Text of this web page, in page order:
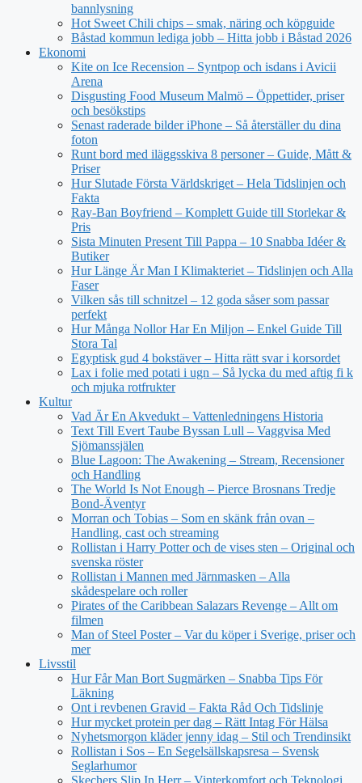
bannlysning
Hot Sweet Chili chips – smak, näring och köpguide
Båstad kommun lediga jobb – Hitta jobb i Båstad 2026
Ekonomi
Kite on Ice Recension – Syntpop och isdans i Avicii
Arena
Disgusting Food Museum Malmö – Öppettider, priser
och besökstips
Senast raderade bilder iPhone – Så återställer du dina
foton
Runt bord med iläggsskiva 8 personer – Guide, Mått &
Priser
Hur Slutade Första Världskriget – Hela Tidslinjen och
Fakta
Ray-Ban Boyfriend – Komplett Guide till Storlekar &
Pris
Sista Minuten Present Till Pappa – 10 Snabba Idéer &
Butiker
Hur Länge Är Man I Klimakteriet – Tidslinjen och Alla
Faser
Vilken sås till schnitzel – 12 goda såser som passar
perfekt
Hur Många Nollor Har En Miljon – Enkel Guide Till
Stora Tal
Egyptisk gud 4 bokstäver – Hitta rätt svar i korsordet
Lax i folie med potati i ugn – Så lycka du med aftig fi k
och mjuka rotfrukter
Kultur
Vad Är En Akvedukt – Vattenledningens Historia
Text Till Evert Taube Byssan Lull – Vaggvisa Med
Sjömanssjälen
Blue Lagoon: The Awakening – Stream, Recensioner
och Handling
The World Is Not Enough – Pierce Brosnans Tredje
Bond-Äventyr
Morran och Tobias – Som en skänk från ovan –
Handling, cast och streaming
Rollistan i Harry Potter och de vises sten – Original och
svenska röster
Rollistan i Mannen med Järnmasken – Alla
skådespelare och roller
Pirates of the Caribbean Salazars Revenge – Allt om
filmen
Man of Steel Poster – Var du köper i Sverige, priser och
mer
Livsstil
Hur Får Man Bort Sugmärken – Snabba Tips För
Läkning
Ont i revbenen Gravid – Fakta Råd Och Tidslinje
Hur mycket protein per dag – Rätt Intag För Hälsa
Nyhetsmorgon kläder jenny idag – Stil och Trendinsikt
Rollistan i Sos – En Segelsällskapsresa – Svensk
Seglarhumor
Skechers Slip In Herr – Vinterkomfort och Teknologi